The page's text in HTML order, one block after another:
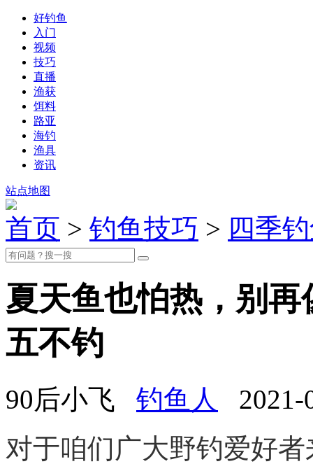
好钓鱼
入门
视频
技巧
直播
渔获
饵料
路亚
海钓
渔具
资讯
站点地图
首页 > 钓鱼技巧 > 四季
夏天鱼也怕热，别
五不钓
90后小飞 钓鱼人
2021-
对于咱们广大野钓爱好